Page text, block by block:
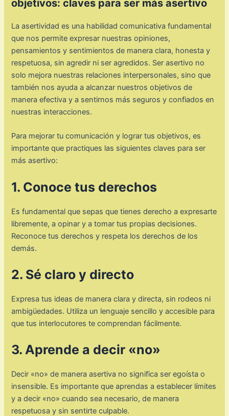
objetivos: claves para ser más asertivo
La asertividad es una habilidad comunicativa fundamental
que nos permite expresar nuestras opiniones,
pensamientos y sentimientos de manera clara, honesta y
respetuosa, sin agredir ni ser agredidos. Ser asertivo no
solo mejora nuestras relaciones interpersonales, sino que
también nos ayuda a alcanzar nuestros objetivos de
manera efectiva y a sentirnos más seguros y confiados en
nuestras interacciones.
Para mejorar tu comunicación y lograr tus objetivos, es
importante que practiques las siguientes claves para ser
más asertivo:
1. Conoce tus derechos
Es fundamental que sepas que tienes derecho a expresarte
libremente, a opinar y a tomar tus propias decisiones.
Reconoce tus derechos y respeta los derechos de los
demás.
2. Sé claro y directo
Expresa tus ideas de manera clara y directa, sin rodeos ni
ambigüedades. Utiliza un lenguaje sencillo y accesible para
que tus interlocutores te comprendan fácilmente.
3. Aprende a decir «no»
Decir «no» de manera asertiva no significa ser egoísta o
insensible. Es importante que aprendas a establecer límites
y a decir «no» cuando sea necesario, de manera
respetuosa y sin sentirte culpable.